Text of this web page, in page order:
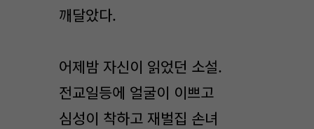
깨달았다.
어제밤 자신이 읽었던 소설.
전교일등에 얼굴이 이쁘고
심성이 착하고 재벌집 손녀